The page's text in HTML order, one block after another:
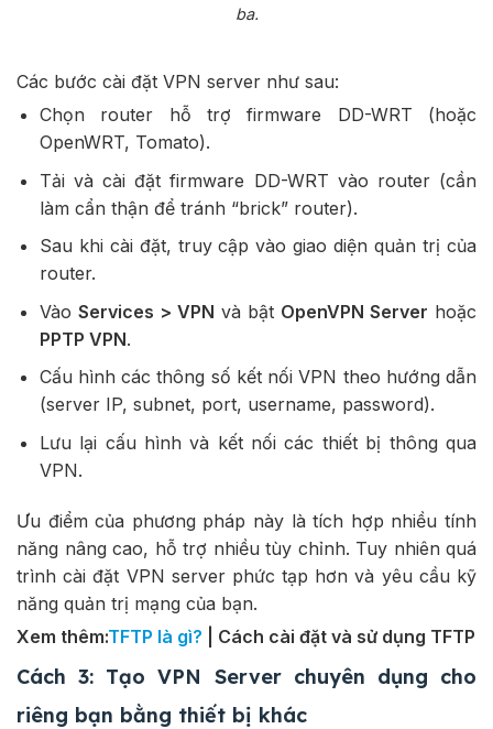
ba.
Các bước cài đặt VPN server như sau:
Chọn router hỗ trợ firmware DD-WRT (hoặc
OpenWRT, Tomato).
Tải và cài đặt firmware DD-WRT vào router (cần
làm cẩn thận để tránh “brick” router).
Sau khi cài đặt, truy cập vào giao diện quản trị của
router.
Vào Services > VPN và bật OpenVPN Server hoặc
PPTP VPN.
Cấu hình các thông số kết nối VPN theo hướng dẫn
(server IP, subnet, port, username, password).
Lưu lại cấu hình và kết nối các thiết bị thông qua
VPN.
Ưu điểm của phương pháp này là tích hợp nhiều tính
năng nâng cao, hỗ trợ nhiều tùy chỉnh. Tuy nhiên quá
trình cài đặt VPN server phức tạp hơn và yêu cầu kỹ
năng quản trị mạng của bạn.
Xem thêm:TFTP là gì? | Cách cài đặt và sử dụng TFTP
Cách 3: Tạo VPN Server chuyên dụng cho
riêng bạn bằng thiết bị khác